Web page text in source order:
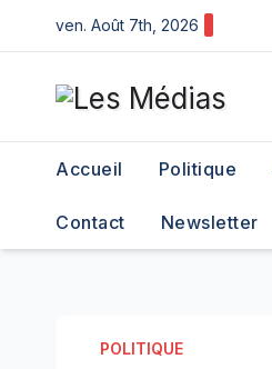
to
content
ven. Août 7th, 2026
Accueil Politique
Contact Newsletter
POLITIQUE